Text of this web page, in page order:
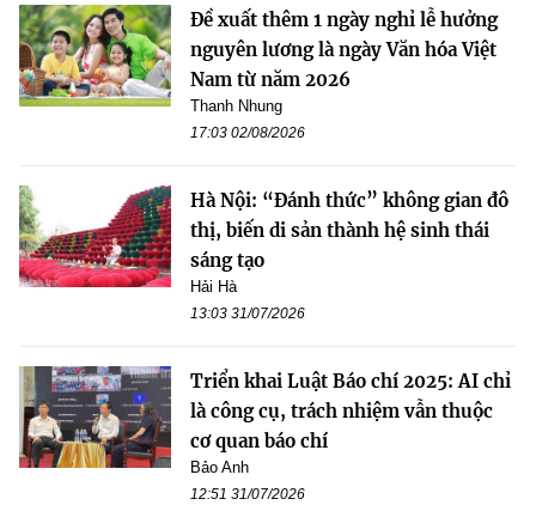
Đề xuất thêm 1 ngày nghỉ lễ hưởng
nguyên lương là ngày Văn hóa Việt
Nam từ năm 2026
Thanh Nhung
17:03 02/08/2026
Hà Nội: “Đánh thức” không gian đô
thị, biến di sản thành hệ sinh thái
sáng tạo
Hải Hà
13:03 31/07/2026
Triển khai Luật Báo chí 2025: AI chỉ
là công cụ, trách nhiệm vẫn thuộc
cơ quan báo chí
Bảo Anh
12:51 31/07/2026